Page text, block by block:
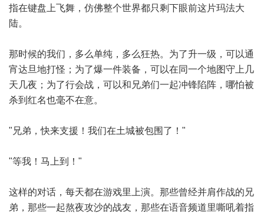
指在键盘上飞舞，仿佛整个世界都只剩下眼前这片玛法大
陆。
那时候的我们，多么单纯，多么狂热。为了升一级，可以通
宵达旦地打怪；为了爆一件装备，可以在同一个地图守上几
天几夜；为了行会战，可以和兄弟们一起冲锋陷阵，哪怕被
杀到红名也毫不在意。
"兄弟，快来支援！我们在土城被包围了！"
"等我！马上到！"
这样的对话，每天都在游戏里上演。那些曾经并肩作战的兄
弟，那些一起熬夜攻沙的战友，那些在语音频道里嘶吼着指